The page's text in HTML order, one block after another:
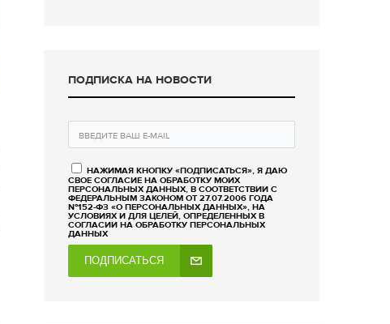
ПОДПИСКА НА НОВОСТИ
НАЖИМАЯ КНОПКУ «ПОДПИСАТЬСЯ», Я ДАЮ
СВОЕ СОГЛАСИЕ НА ОБРАБОТКУ МОИХ
ПЕРСОНАЛЬНЫХ ДАННЫХ, В СООТВЕТСТВИИ С
ФЕДЕРАЛЬНЫМ ЗАКОНОМ ОТ 27.07.2006 ГОДА
№152-ФЗ «О ПЕРСОНАЛЬНЫХ ДАННЫХ», НА
УСЛОВИЯХ И ДЛЯ ЦЕЛЕЙ, ОПРЕДЕЛЕННЫХ В
СОГЛАСИИ НА ОБРАБОТКУ ПЕРСОНАЛЬНЫХ
ДАННЫХ
ПОДПИСАТЬСЯ